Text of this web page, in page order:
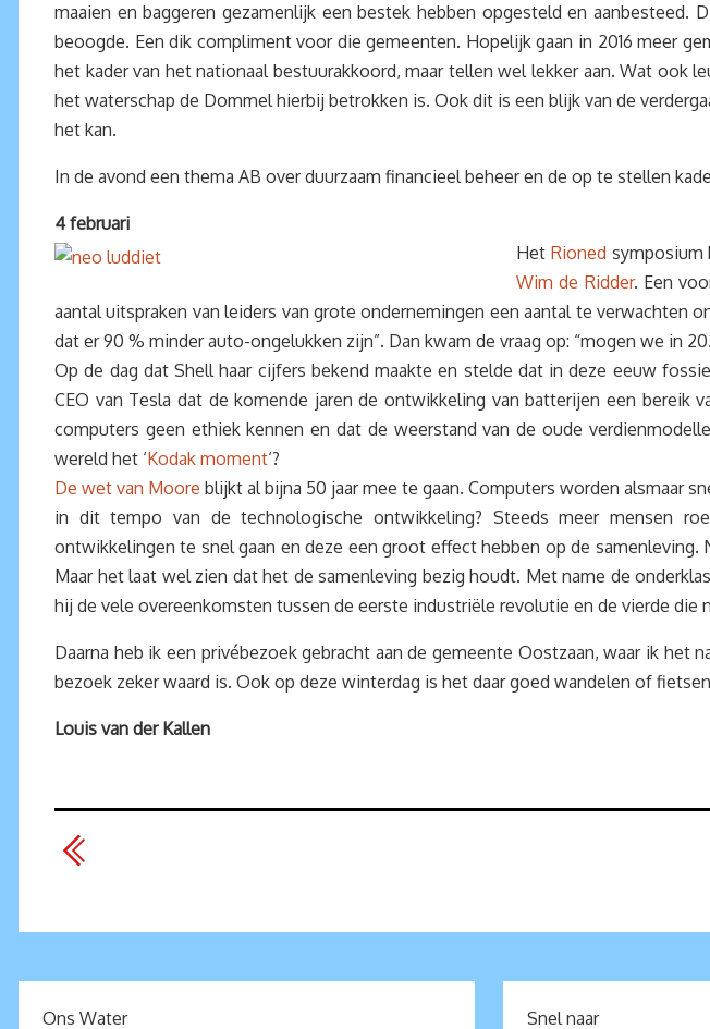
maaien en baggeren gezamenlijk een bestek hebben opgesteld en
beoogde. Een dik compliment voor die gemeenten. Hopelijk gaan in 2016 meer
het kader van het nationaal bestuurakkoord, maar tellen wel lekker aan. Wat ook
het waterschap de Dommel hierbij betrokken is. Ook dit is een blijk van de
het kan.
In de avond een thema AB over duurzaam financieel beheer en de op te stellen
4 februari
Het Rioned symposium
Wim de Ridder. Een
aantal uitspraken van leiders van grote ondernemingen een aantal te verwachten
dat er 90 % minder auto-ongelukken zijn”. Dan kwam de vraag op: “mogen we in
Op de dag dat Shell haar cijfers bekend maakte en stelde dat in deze eeuw
CEO van Tesla dat de komende jaren de ontwikkeling van batterijen een bereik
computers geen ethiek kennen en dat de weerstand van de oude
wereld het ‘Kodak moment‘?
De wet van Moore blijkt al bijna 50 jaar mee te gaan. Computers worden alsmaar
in dit tempo van de technologische ontwikkeling? Steeds meer mensen
ontwikkelingen te snel gaan en deze een groot effect hebben op de
Maar het laat wel zien dat het de samenleving bezig houdt. Met name de
hij de vele overeenkomsten tussen de eerste industriële revolutie en de vierde die
Daarna heb ik een privébezoek gebracht aan de gemeente Oostzaan, waar ik het
bezoek zeker waard is. Ook op deze winterdag is het daar goed wandelen of
Louis van der Kallen
Ons Water Snel naar